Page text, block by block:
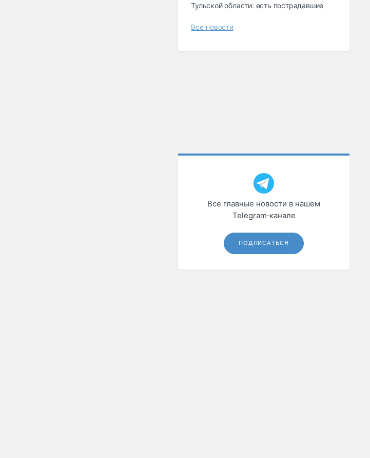
Тульской области: есть пострадавшие
Все новости
Все главные новости в нашем
Telegram‑канале
ПОДПИСАТЬСЯ